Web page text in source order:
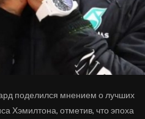
поделился мнением о лучших
Хэмилтона, отметив, что эпоха